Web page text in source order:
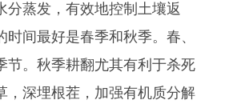
分蒸发，有效地控制土壤返
间最好是春季和秋季。春、
节。秋季耕翻尤其有利于杀死
，深埋根茬，加强有机质分解